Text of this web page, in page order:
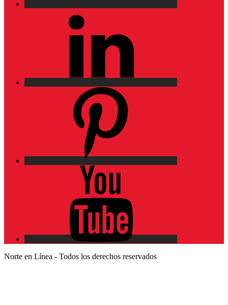
Norte en Línea - Todos los derechos reservados